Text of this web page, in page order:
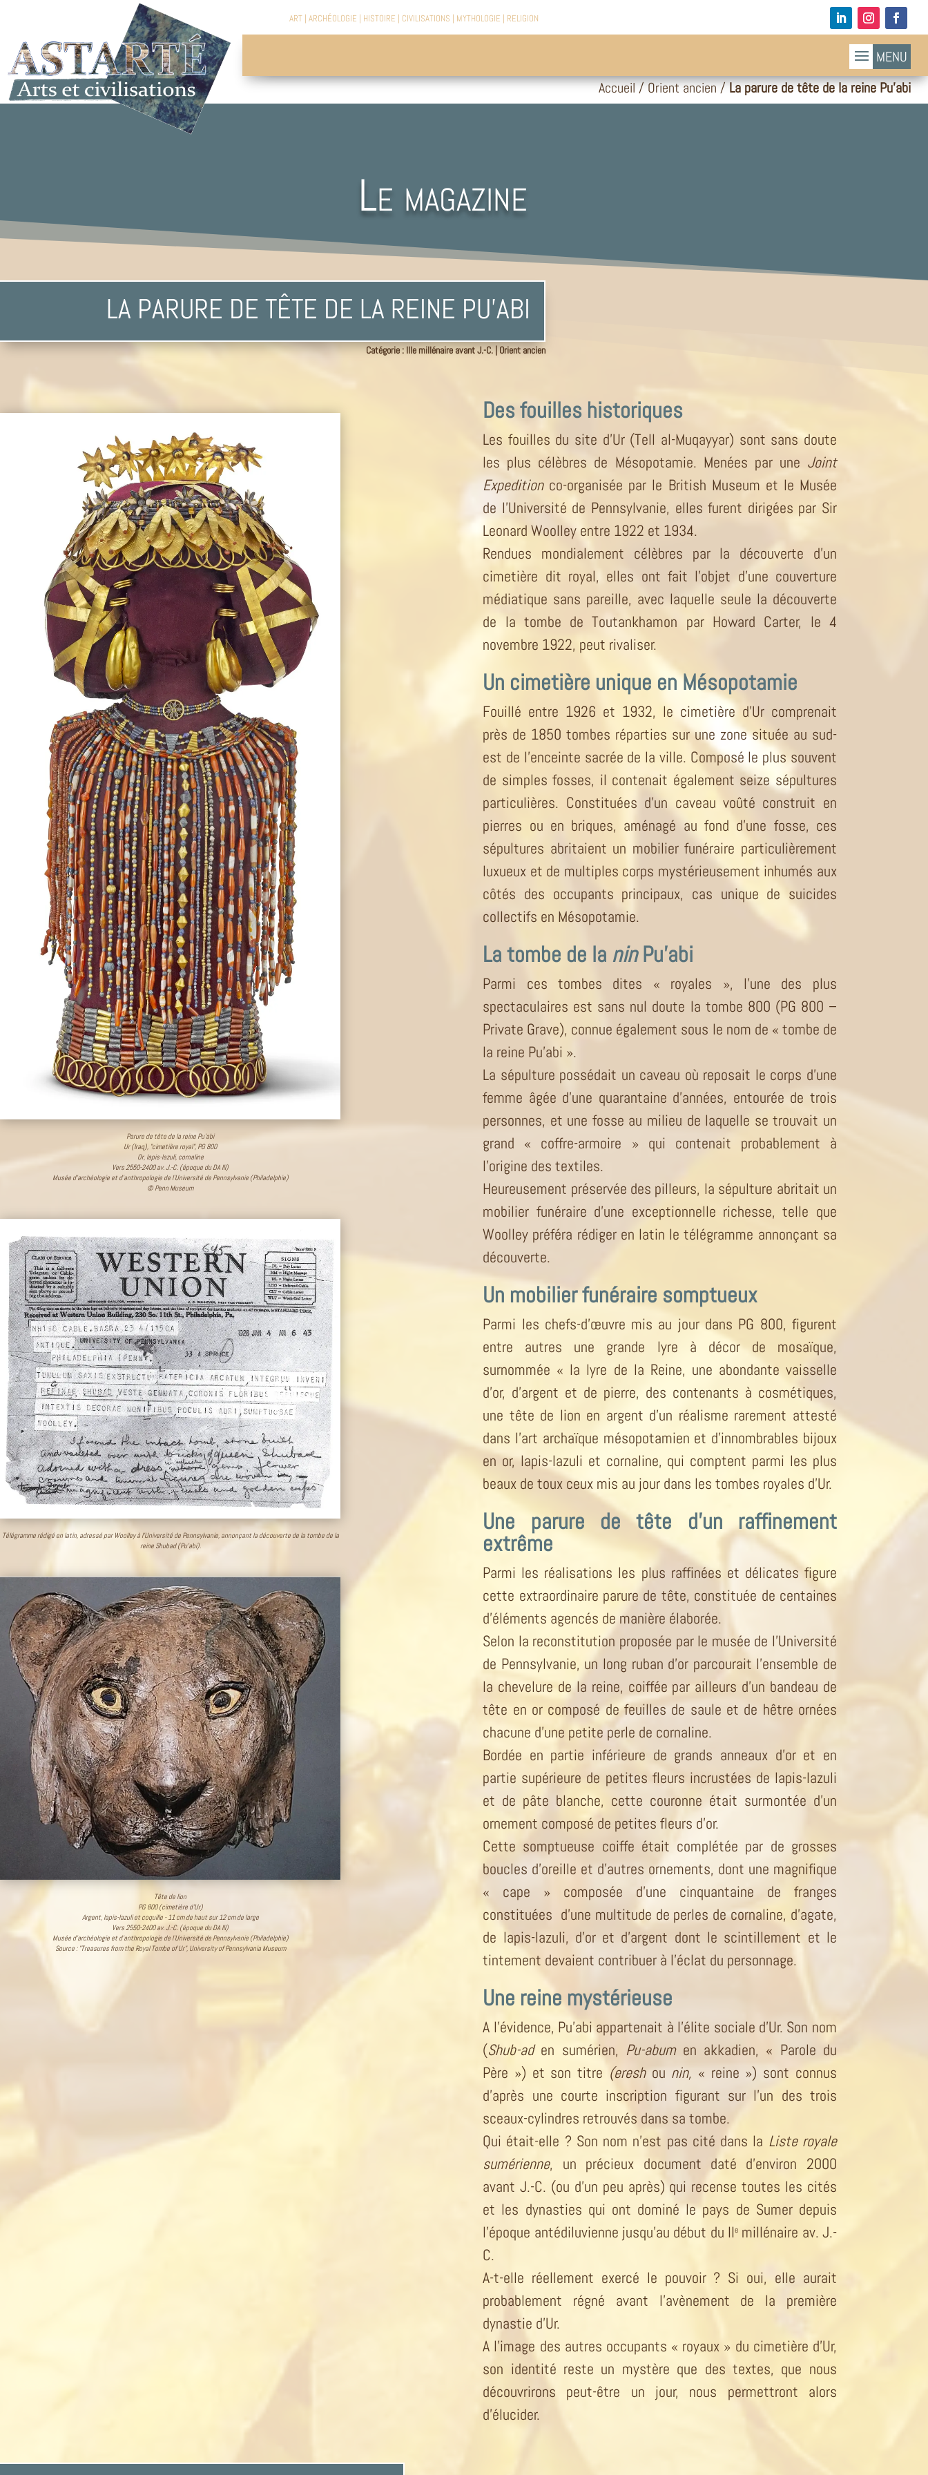
ART| ARCHÉOLOGIE HISTOIRE CIVILISATIONS MYTHOLOGIE RELIGION
Accueil/Orient ancien/La parure de tête de la reine Pu’abi
Le magazine
LA PARURE DE TÊTE DE LA REINE PU’ABI
Catégorie :IIIe millénaire avant J.-C.|Orient ancien
Parure de tête de la reine Pu’abi
Ur (Iraq), "cimetière royal", PG 800
Or, lapis-lazuli, cornaline
Vers 2550-2400 av. J.-C. (époque du DA III)
Musée d’archéologie et d’anthropologie de l’Université de Pennsylvanie (Philadelphie)
© Penn Museum
Télégramme rédigé en latin, adressé par Woolley à l’Université de Pennsylvanie, annonçant la découverte de la tombe de la
reine Shubad (Pu’abi).
Tête de lion
PG 800 (cimetière d’Ur)
Argent, lapis-lazuli et coquille - 11 cm de haut sur 12 cm de large
Vers 2550-2400 av. J.-C. (époque du DA III)
Musée d’archéologie et d’anthropologie de l’Université de Pennsylvanie (Philadelphie)
Source : "Treasures from the Royal Tombe of Ur", University of Pennsylvania Museum
Des fouilles historiques
Les fouilles du site d’Ur (Tell al-Muqayyar) sont sans doute
les plus célèbres de Mésopotamie. Menées par une Joint
Expeditionco-organisée par le British Museum et le Musée
de l’Université de Pennsylvanie, elles furent dirigées par Sir
Leonard Woolley entre 1922 et 1934.
Rendues mondialement célèbres par la découverte d’un
cimetière dit royal, elles ont fait l’objet d’une couverture
médiatique sans pareille, avec laquelle seule la découverte
de la tombe de Toutankhamon par Howard Carter, le 4
novembre 1922, peut rivaliser.
Un cimetière unique en Mésopotamie
Fouillé entre 1926 et 1932, le cimetière d’Ur comprenait
près de 1850 tombes réparties sur une zone située au sud-
est de l’enceinte sacrée de la ville. Composé le plus souvent
de simples fosses, il contenait également seize sépultures
particulières. Constituées d’un caveau voûté construit en
pierres ou en briques, aménagé au fond d’une fosse, ces
sépultures abritaient un mobilier funéraire particulièrement
luxueux et de multiples corps mystérieusement inhumés aux
côtés des occupants principaux, cas unique de suicides
collectifs en Mésopotamie.
La tombe de la ninPu’abi
Parmi ces tombes dites « royales », l’une des plus
spectaculaires est sans nul doute la tombe 800 (PG 800 –
Private Grave), connue également sous le nom de « tombe de
la reine Pu’abi ».
La sépulture possédait un caveau où reposait le corps d’une
femme âgée d’une quarantaine d’années, entourée de trois
personnes, et une fosse au milieu de laquelle se trouvait un
grand « coffre-armoire » qui contenait probablement à
l’origine des textiles.
Heureusement préservée des pilleurs, la sépulture abritait un
mobilier funéraire d’une exceptionnelle richesse, telle que
Woolley préféra rédiger en latin le télégramme annonçant sa
découverte.
Un mobilier funéraire somptueux
Parmi les chefs-d’œuvre mis au jour dans PG 800, figurent
entre autres une grande lyre à décor de mosaïque,
surnommée « la lyre de la Reine, une abondante vaisselle
d’or, d’argent et de pierre, des contenants à cosmétiques,
une tête de lion en argent d’un réalisme rarement attesté
dans l’art archaïque mésopotamien et d’innombrables bijoux
en or, lapis-lazuli et cornaline, qui comptent parmi les plus
beaux de toux ceux mis au jour dans les tombes royales d’Ur.
Une parure de tête d’un raffinement
extrême
Parmi les réalisations les plus raffinées et délicates figure
cette extraordinaire parure de tête, constituée de centaines
d’éléments agencés de manière élaborée.
Selon la reconstitution proposée par le musée de l’Université
de Pennsylvanie, un long ruban d’or parcourait l’ensemble de
la chevelure de la reine, coiffée par ailleurs d’un bandeau de
tête en or composé de feuilles de saule et de hêtre ornées
chacune d’une petite perle de cornaline.
Bordée en partie inférieure de grands anneaux d’or et en
partie supérieure de petites fleurs incrustées de lapis-lazuli
et de pâte blanche, cette couronne était surmontée d’un
ornement composé de petites fleurs d’or.
Cette somptueuse coiffe était complétée par de grosses
boucles d’oreille et d’autres ornements, dont une magnifique
« cape » composée d’une cinquantaine de franges
constituées d’une multitude de perles de cornaline, d’agate,
de lapis-lazuli, d’or et d’argent dont le scintillement et le
tintement devaient contribuer à l’éclat du personnage.
Une reine mystérieuse
A l’évidence, Pu’abi appartenait à l’élite sociale d’Ur. Son nom
(Shub-aden sumérien, Pu-abumen akkadien, « Parole du
Père ») et son titre (ereshou nin, « reine ») sont connus
d’après une courte inscription figurant sur l’un des trois
sceaux-cylindres retrouvés dans sa tombe.
Qui était-elle ? Son nom n’est pas cité dans la Liste royale
sumérienne, un précieux document daté d’environ 2000
avant J.-C. (ou d’un peu après) qui recense toutes les cités
et les dynasties qui ont dominé le pays de Sumer depuis
l’époque antédiluvienne jusqu’au début du IIemillénaire av. J.-
C.
A-t-elle réellement exercé le pouvoir ? Si oui, elle aurait
probablement régné avant l’avènement de la première
dynastie d’Ur.
A l’image des autres occupants « royaux » du cimetière d’Ur,
son identité reste un mystère que des textes, que nous
découvrirons peut-être un jour, nous permettront alors
d’élucider.